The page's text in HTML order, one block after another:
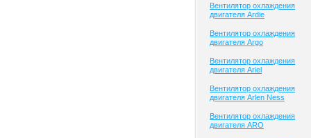
Вентилятор охлаждения
двигателя Ardie
Вентилятор охлаждения
двигателя Argo
Вентилятор охлаждения
двигателя Ariel
Вентилятор охлаждения
двигателя Arlen Ness
Вентилятор охлаждения
двигателя ARO